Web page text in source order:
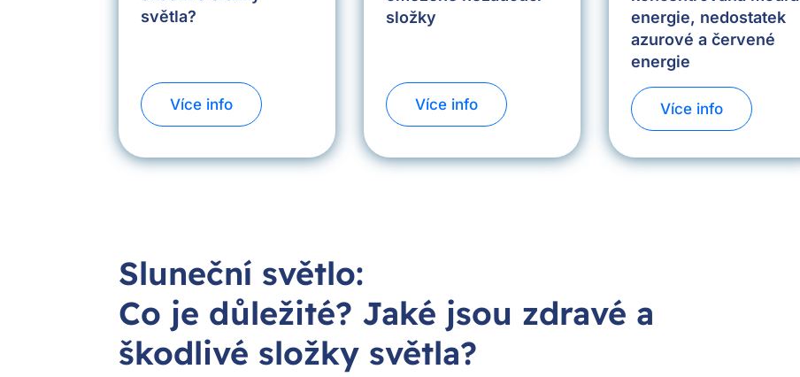
světla?
Více info
složky
Více info
energie, nedostatek
azurové a červené
energie
Více info
Sluneční světlo:
Co je důležité? Jaké jsou zdravé a
škodlivé složky světla?